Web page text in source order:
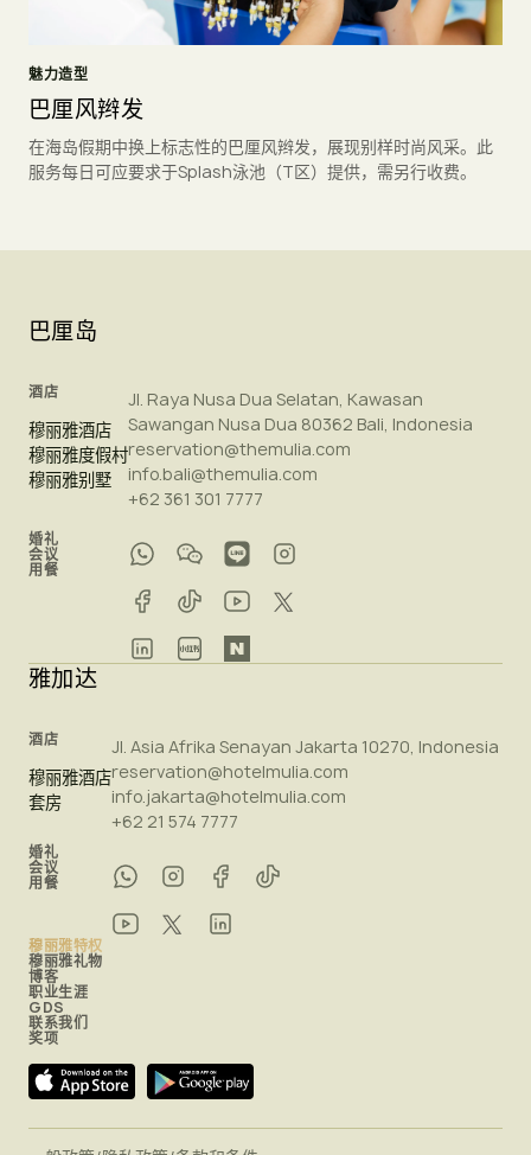
魅力造型
巴厘风辫发
在海岛假期中换上标志性的巴厘风辫发，展现别样时尚风采。此
服务每日可应要求于Splash泳池（T区）提供，需另行收费。
巴厘岛
酒店
穆丽雅酒店
穆丽雅度假村
穆丽雅别墅
婚礼
会议
用餐
Jl. Raya Nusa Dua Selatan, Kawasan
Sawangan Nusa Dua 80362 Bali, Indonesia
reservation@themulia.com
info.bali@themulia.com
+62 361 301 7777
雅加达
酒店
穆丽雅酒店
套房
婚礼
会议
用餐
Jl. Asia Afrika Senayan Jakarta 10270, Indonesia
reservation@hotelmulia.com
info.jakarta@hotelmulia.com
+62 21 574 7777
穆丽雅特权
穆丽雅礼物
博客
职业生涯
GDS
联系我们
奖项